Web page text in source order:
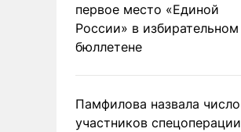
первое место «Единой
России» в избирательном
бюллетене
Памфилова назвала число
участников спецоперации